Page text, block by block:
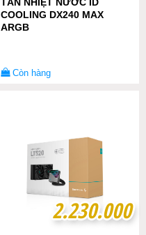
COOLING DX240 MAX
ARGB
Còn hàng
2.230.000
2.230.000